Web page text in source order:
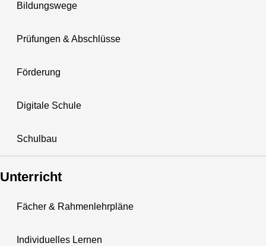
Bildungswege
Prüfungen & Abschlüsse
Förderung
Digitale Schule
Schulbau
Unterricht
Fächer & Rahmenlehrpläne
Individuelles Lernen